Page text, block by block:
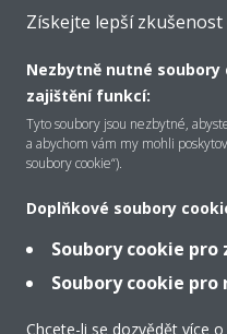
O společnosti Daikin
Řešení
Podpora
Získejte lepší
Nezbytně nutné
zajištění funkcí:
Tyto soubory jsou nezbytné,
a abychom vám my mohli
soubory cookie“).
Doplňkové soubory
Soubory cookie
Soubory cookie
Chcete-li se dozvědět více